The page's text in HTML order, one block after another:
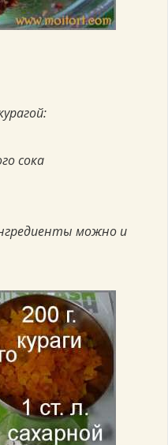
сока
можно и